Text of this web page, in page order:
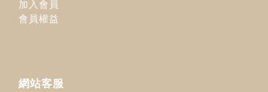
加入會員
會員權益
網站客服